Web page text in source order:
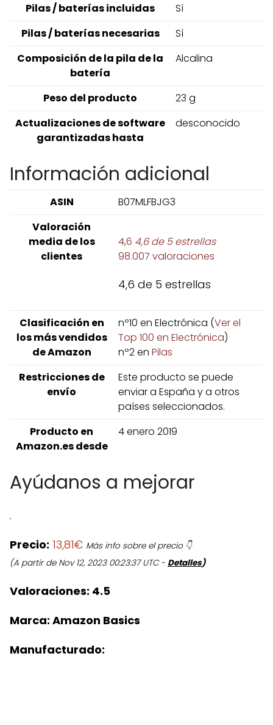
Pilas / baterías incluidas
‎Sí
Pilas / baterías necesarias
‎Sí
Composición de la pila de la
batería
‎Alcalina
Peso del producto
‎23 g
Actualizaciones de software
garantizadas hasta
‎desconocido
Información adicional
ASIN
B07MLFBJG3
Valoración
media de los
clientes
4,6 4,6 de 5 estrellas
98.007 valoraciones
4,6 de 5 estrellas
Clasificación en
los más vendidos
de Amazon
nº10 en Electrónica (Ver el
Top 100 en Electrónica)
nº2 en Pilas
Restricciones de
envío
Este producto se puede
enviar a España y a otros
países seleccionados.
Producto en
Amazon.es desde
4 enero 2019
Ayúdanos a mejorar
.
Precio: 13,81€ Más info sobre el precio 👇
(A partir de Nov 12, 2023 00:23:37 UTC - Detalles)
Valoraciones: 4.5
Marca: Amazon Basics
Manufacturado: